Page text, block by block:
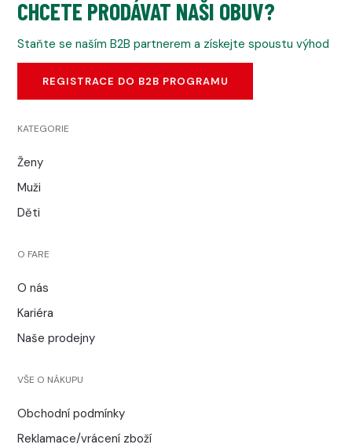
CHCETE PRODÁVAT NAŠI OBUV?
Staňte se naším B2B partnerem a získejte spoustu výhod
REGISTRACE DO B2B PROGRAMU
KATEGORIE
Ženy
Muži
Děti
O FARE
O nás
Kariéra
Naše prodejny
VŠE O NÁKUPU
Obchodní podmínky
Reklamace/vrácení zboží